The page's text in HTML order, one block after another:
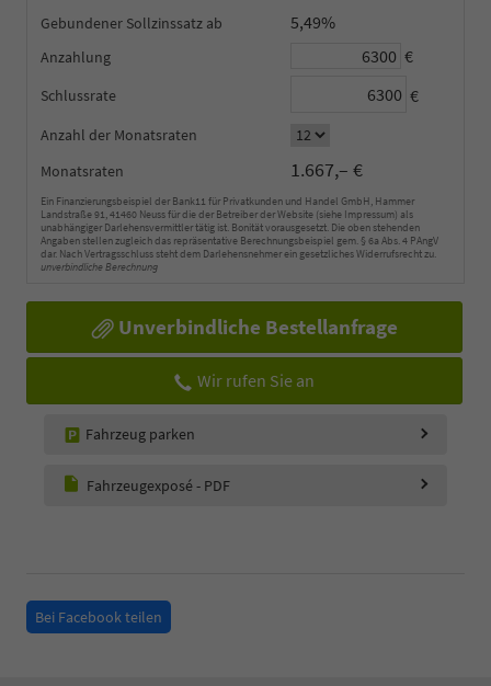
Gebundener Sollzinssatz 5,49%
Anzahlung €
Schlussrate €
Anzahl der Monatsraten
Monatsraten
1.667,– €
Ein Finanzierungsbeispiel der Bank11 für Privatkunden und Handel GmbH, Hammer
Landstraße 91, 41460 Neuss für die der Betreiber der Website (siehe Impressum) als
unabhängiger Darlehensvermittler tätig ist. Bonität vorausgesetzt. Die oben stehenden
Angaben stellen zugleich das repräsentative Berechnungsbeispiel gem. § 6a Abs. 4 PAngV
dar. Nach Vertragsschluss steht dem Darlehensnehmer ein gesetzliches Widerrufsrecht zu.
unverbindliche Berechnung
Unverbindliche Bestellanfrage
Wir rufen Sie an
Fahrzeug parken
Fahrzeugexposé - PDF
Bei Facebook teilen